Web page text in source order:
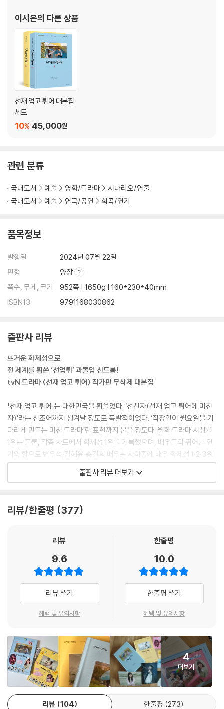
13화
- 플러스 스크립트 ‘어떤 하루’
- ‘기억을 걷는 시간’ 시나리오
- 작가 인터뷰
- 배우 인터뷰: 변우석·김혜윤
이시은의 다른 상품
선재 업고 튀어 대본집
세트
45,000원
10%
관련 분류
국내도서 예술 영화/드라마
시나리오/연출
국내도서
예술 연극/공연 희곡/연기
품목정보
발행일
2024년 07월 22일
판형
양장
쪽수, 무게, 크기
952쪽 | 1650g | 160*230*40mm
ISBN13
9791168030862
출판사 리뷰
뜨거운 화제성으로
전 세계를 휩쓴 ‘선업튀’ 과몰입 신드롬!
tvN 드라마 〈선재 업고 튀어〉 작가판 무삭제 대본집
「선재 업고 튀어」는 대한민국을 휩쓸었다. ‘선친자(선재 업고 튀어에 미친
자)’라는 신조어까지 생겨날 정도로 폭발적이었다. ‘직장인이 월요일을 기
다리게 만드는 미친 드라마’란 표현까지 붙을 정도다. 월화 드라마 시청률
1위는 물론, 각종 차트에서 화제성 1위를 기록했으며, 배우들의 뛰어난 연
기와 합으로 변우석·김혜윤·송건희 배우는 사이좋게 배우 화제성 1·2·3위
에 이름을 올렸다. 극 중 ‘솔’을 생각하며 쓴 ‘선재’의 자작곡 「소나기」는 인
기 가수도 어렵다는 멜론 차트 실시간 7위를 기록했다. 이렇듯 극본·연출·
멕시코 등의 남미, 호주와 인도 그리고 인도네시아, 싱가포르, 말레이시아
이러한 사랑에 보답하기 위해 『선재 업고 튀어 대본집』이 출간됐다. 작가
대사들을 원본 그대로 확인할 수 있다. 더불어, 솔과 선재의 신혼 생활이 담
긴 ‘플러스 스크립트’는 대본집 출간이 결정된 후 작가가 새로 집필한 씬으
로 팬들에게 큰 선물이 될 것이다. 이시은 작가와 변우석·김혜윤 배우의 작
품 인터뷰도 수록해 ‘선업튀’의 아주 작은 요소까지도 속속들이 이해할 수
있는 역대급 대본집이다.
인과 메시지를 수록했다.
“오늘은 살아봐요, 날이 너무 좋으니까.”
‘쌍방 구원 서사’로 웃다 울다 재미 주고 감동 주는
웰메이드 로맨스 판타지 드라마
출판사 리뷰 더보기
리뷰/한줄평 377
리뷰
9.6
리뷰 쓰기
혜택 및 유의사항
한줄평
10.0
한줄평 쓰기
혜택 및 유의사항
4
더보기
리뷰 104 한줄평 273